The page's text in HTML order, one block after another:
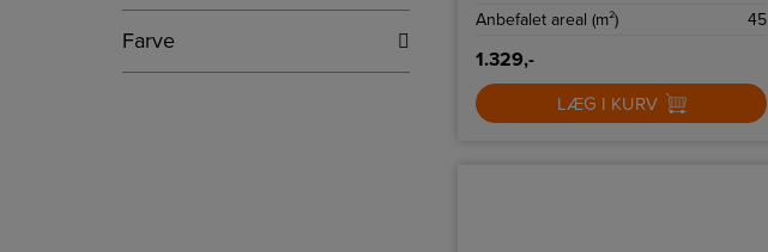
Anbefalet areal (m²)
45
1.329,-
LÆG I KURV
Farve